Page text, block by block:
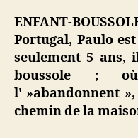
ENFANT-
Portugal, Paulo
seulement 5 ans,
boussole ;
l' »abandonnent
chemin de la